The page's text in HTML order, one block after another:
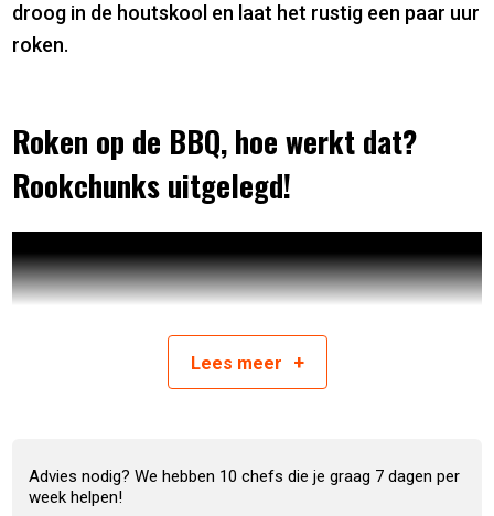
droog in de houtskool en laat het rustig een paar uur
roken.
Roken op de BBQ, hoe werkt dat?
Rookchunks uitgelegd!
Lees meer +
Advies nodig? We hebben 10 chefs die je graag 7 dagen per
week helpen!